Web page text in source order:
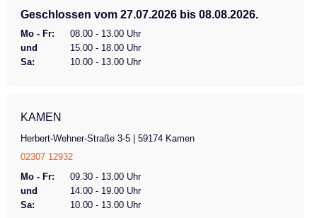
Geschlossen vom 27.07.2026 bis 08.08.2026.
Mo - Fr:
08.00 - 13.00 Uhr
und
15.00 - 18.00 Uhr
Sa:
10.00 - 13.00 Uhr
KAMEN
Herbert-Wehner-Straße 3-5 | 59174 Kamen
02307 12932
Mo - Fr:
09.30 - 13.00 Uhr
und
14.00 - 19.00 Uhr
Sa:
10.00 - 13.00 Uhr